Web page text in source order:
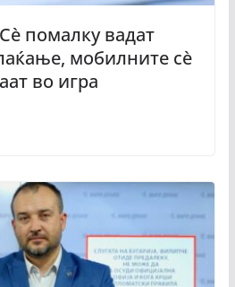
помалку вадат
мобилните сѐ
во игра